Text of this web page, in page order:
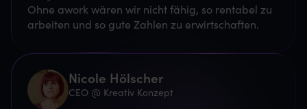
Ohne awork wären wir nicht fähig, so rentabel zu
arbeiten und so gute Zahlen zu erwirtschaften.
Nicole Hölscher
CEO @ Kreativ Konzept